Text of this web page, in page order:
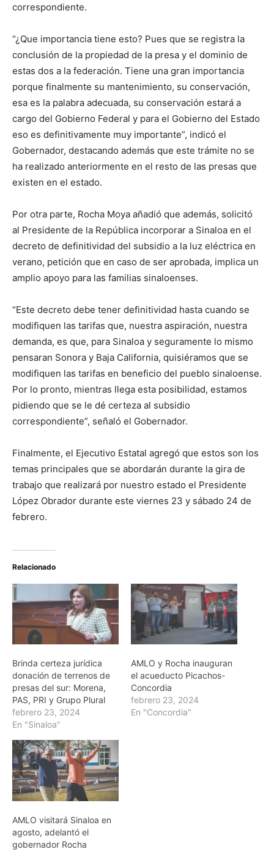
correspondiente.
“¿Que importancia tiene esto? Pues que se registra la
conclusión de la propiedad de la presa y el dominio de
estas dos a la federación. Tiene una gran importancia
porque finalmente su mantenimiento, su conservación,
esa es la palabra adecuada, su conservación estará a
cargo del Gobierno Federal y para el Gobierno del Estado
eso es definitivamente muy importante”, indicó el
Gobernador, destacando además que este trámite no se
ha realizado anteriormente en el resto de las presas que
existen en el estado.
Por otra parte, Rocha Moya añadió que además, solicitó
al Presidente de la República incorporar a Sinaloa en el
decreto de definitividad del subsidio a la luz eléctrica en
verano, petición que en caso de ser aprobada, implica un
amplio apoyo para las familias sinaloenses.
“Este decreto debe tener definitividad hasta cuando se
modifiquen las tarifas que, nuestra aspiración, nuestra
demanda, es que, para Sinaloa y seguramente lo mismo
pensaran Sonora y Baja California, quisiéramos que se
modifiquen las tarifas en beneficio del pueblo sinaloense.
Por lo pronto, mientras llega esta posibilidad, estamos
pidiendo que se le dé certeza al subsidio
correspondiente”, señaló el Gobernador.
Finalmente, el Ejecutivo Estatal agregó que estos son los
temas principales que se abordarán durante la gira de
trabajo que realizará por nuestro estado el Presidente
López Obrador durante este viernes 23 y sábado 24 de
febrero.
Relacionado
Brinda certeza jurídica
donación de terrenos de
presas del sur: Morena,
PAS, PRI y Grupo Plural
febrero 23, 2024
En "Sinaloa"
AMLO y Rocha inauguran
el acueducto Picachos-
Concordia
febrero 23, 2024
En "Concordia"
AMLO visitará Sinaloa en
agosto, adelantó el
gobernador Rocha